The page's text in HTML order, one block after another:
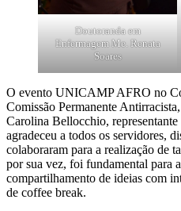
Doutoranda em
Enfermagem Me. Renata
Soares
O evento UNICAMP AFRO no
Comissão Permanente
Carolina Bellocchio,
agradeceu a todos os servidores,
colaboraram para a realização de
por sua vez, foi fundamental para
compartilhamento de ideias com
de coffee break.